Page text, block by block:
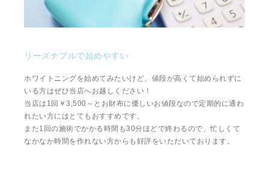
リーズナブルで始めやすい
ホワイトニングを始めてみたいけど、値段が高くて始められずに
いる方はぜひ当店へお越しください！
当店は1回￥3,500～とお財布に優しいお値段なので定期的に通わ
れたい方にはとてもおすすめです。
また1回の施術でかかる時間も30分ほどで終わるので、忙しくて
なかなか時間を作れない方からも好評をいただいております。